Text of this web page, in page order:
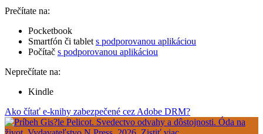
Prečítate na:
Pocketbook
Smartfón či tablet s podporovanou aplikáciou
Počítač s podporovanou aplikáciou
Neprečítate na:
Kindle
Ako čítať e-knihy zabezpečené cez Adobe DRM?